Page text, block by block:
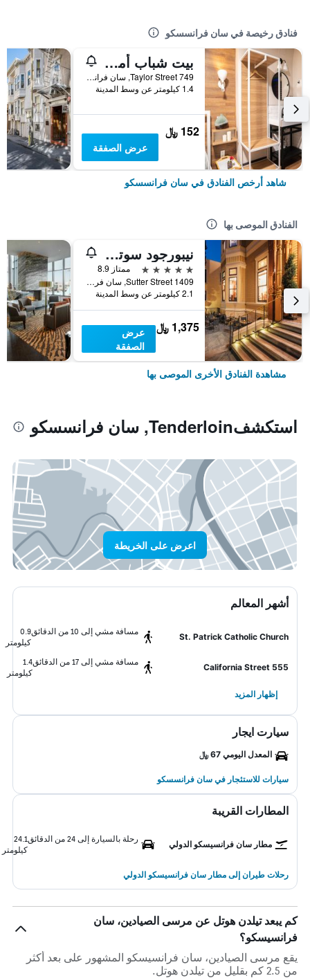
فنادق رخيصة في سان فرانسسكو
بيت شباب أمستردام
749 Taylor Street, سان فرانسسكو, CA, الولايات المتحدة الأميريكية
1.4 كيلومتر عن وسط المدينة
152 ﷼
عرض الصفقة
شاهد أرخص الفنادق في سان فرانسسكو
الفنادق الموصى بها
نيبورجود سوتر مانشن
5 نجوم
ممتاز 8.9
1409 Sutter Street, سان فرانسسكو, CA, الولايات المتحدة الأميريكية
2.1 كيلومتر عن وسط المدينة
1,375 ﷼
عرض
الصفقة
مشاهدة الفنادق الأخرى الموصى بها
استكشفTenderloin, سان فرانسسكو
اعرض على الخريطة
أشهر المعالم
St. Patrick Catholic Church
مسافة مشي إلى 10 من الدقائق
0.9
كيلومتر
555 California Street
مسافة مشي إلى 17 من الدقائق
1.4
كيلومتر
إظهار المزيد
سيارت ايجار
المعدل اليومي 67 ﷼
سيارات للاستئجار في سان فرانسسكو
المطارات القريبة
مطار سان فرانسيسكو الدولي
رحلة بالسيارة إلى 24 من الدقائق
24.1
كيلومتر
رحلات طيران إلى مطار سان فرانسيسكو الدولي
كم يبعد تيلدن هوتل عن مرسى الصيادين، سان
فرانسيسكو؟
يقع مرسى الصيادين، سان فرانسيسكو المشهور على بعد أكثر
من 2.5 كم بقليل من تيلدن هوتل.